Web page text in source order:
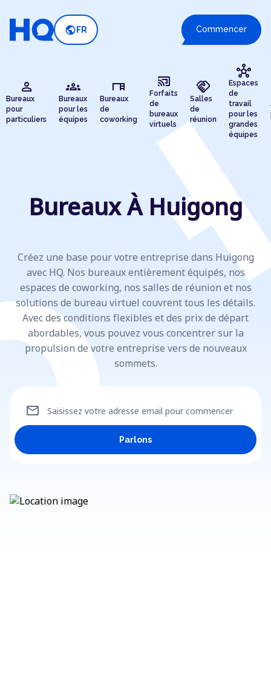
public FR Commencer
person
Bureaux
pour
particuliers
groups
Bureaux
pour les
équipes
desk
Bureaux
de
coworking
cast_connected
Forfaits
de
bureaux
virtuels
handshake
Salles
de
réunion
hub
Espaces
de
travail
pour les
grandes
équipes
Bureaux À Huigong
Créez une base pour votre entreprise dans Huigong
avec HQ. Nos bureaux entièrement équipés, nos
espaces de coworking, nos salles de réunion et nos
solutions de bureau virtuel couvrent tous les détails.
Avec des conditions flexibles et des prix de départ
abordables, vous pouvez vous concentrer sur la
propulsion de votre entreprise vers de nouveaux
sommets.
Saisissez votre adresse email pour commencer
mail
Parlons